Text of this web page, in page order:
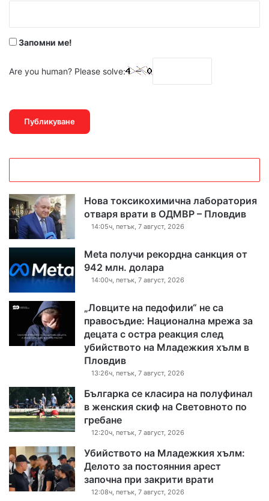
Запомни ме!
Are you human? Please solve:
Нова токсикохимична лаборатория
отваря врати в ОДМВР – Пловдив
14:05ч, петък, 7 август, 2026
Meta получи рекордна санкция от
942 млн. долара
14:00ч, петък, 7 август, 2026
„Ловците на педофили“ не са
правосъдие: Национална мрежа за
децата с остра реакция след
убийството на Младежкия хълм в
Пловдив
13:26ч, петък, 7 август, 2026
Българка се класира на полуфинал
в женския скиф на Световното по
гребане
12:20ч, петък, 7 август, 2026
Убийството на Младежкия хълм:
Делото за постоянния арест
започна при закрити врати
12:08ч, петък, 7 август, 2026